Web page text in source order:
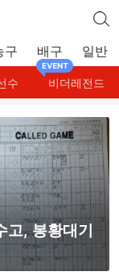
구 배구 일반
수 비더레전드
, 봉황대기